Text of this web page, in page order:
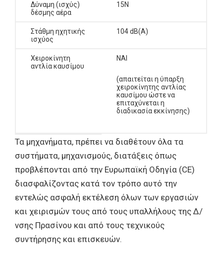
Δύναμη (ισχύς)
δέσμης αέρα
15N
Στάθμη ηχητικής
ισχύος
104 dB(A)
Χειροκίνητη
αντλία καυσίμου
ΝΑΙ
(απαιτείται η ύπαρξη
χειροκίνητης αντλίας
καυσίμου ώστε να
επιταχύνεται η
διαδικασία εκκίνησης)
Τα μηχανήματα, πρέπει να διαθέτουν όλα τα
συστήματα, μηχανισμούς, διατάξεις όπως
προβλέπονται από την Ευρωπαϊκή Οδηγία (CE)
διασφαλίζοντας κατά τον τρόπο αυτό την
εντελώς ασφαλή εκτέλεση όλων των εργασιών
και χειρισμών τους από τους υπαλλήλους της Δ/
νσης Πρασίνου και από τους τεχνικούς
συντήρησης και επισκευών.